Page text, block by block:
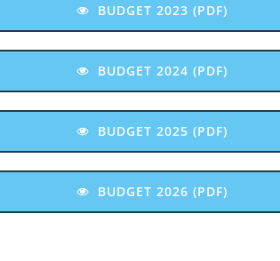
BUDGET 2023 (PDF)
BUDGET 2024 (PDF)
BUDGET 2025 (PDF)
BUDGET 2026 (PDF)